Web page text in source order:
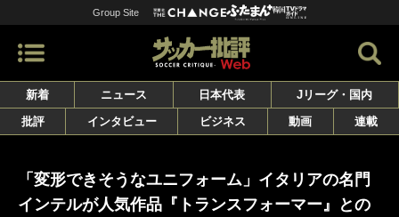
Group Site
新着 ニュース 日本代表
Jリーグ・国内
批評
インタビュー ビジネス 動画 連載
「変形できそうなユニフォーム」イタリアの名門
インテルが人気作品『トランスフォーマー』との